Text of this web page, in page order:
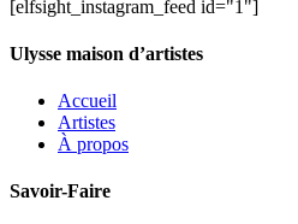
[elfsight_instagram_feed id="1"]
Ulysse maison d’artistes
Accueil
Artistes
À propos
Savoir-Faire